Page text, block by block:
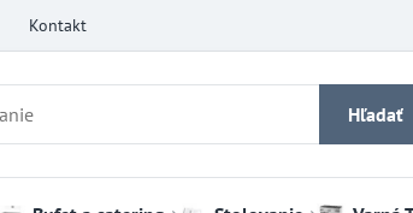
Kontakt
Hľadať